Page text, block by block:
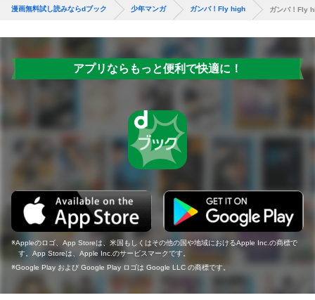
漫画無料試し読みならdブック 少年マンガ ガンバ！Fly high ガンバ！Fly
アプリならもっと便利で快適に！
Appleのロゴ、App Storeは、米国もしくはその他の国や地域におけるApple Inc.の商標で
す。App Storeは、Apple Inc.のサービスマークです。
Google Play および Google Play ロゴは Google LLC の商標です。